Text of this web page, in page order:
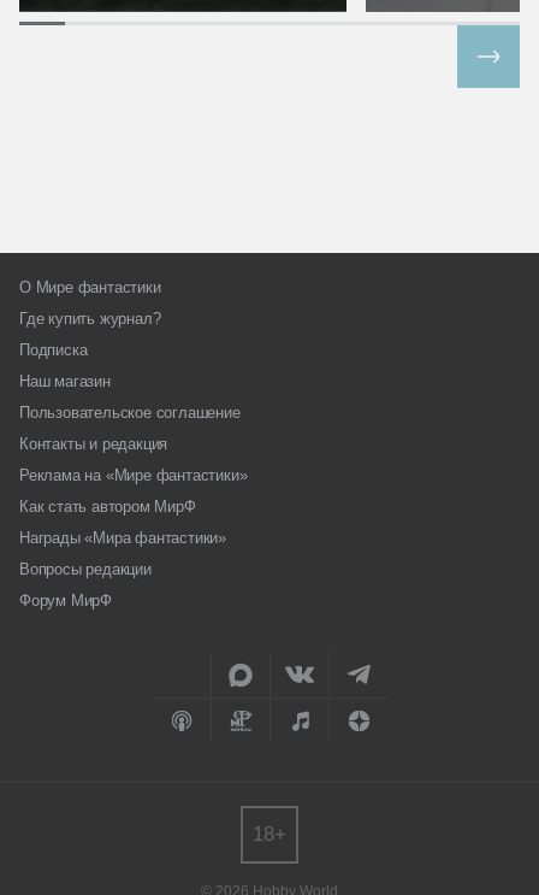
О Мире фантастики
Где купить журнал?
Подписка
Наш магазин
Пользовательское соглашение
Контакты и редакция
Реклама на «Мире фантастики»
Как стать автором МирФ
Награды «Мира фантастики»
Вопросы редакции
Форум МирФ
© 2026 Hobby World
18+